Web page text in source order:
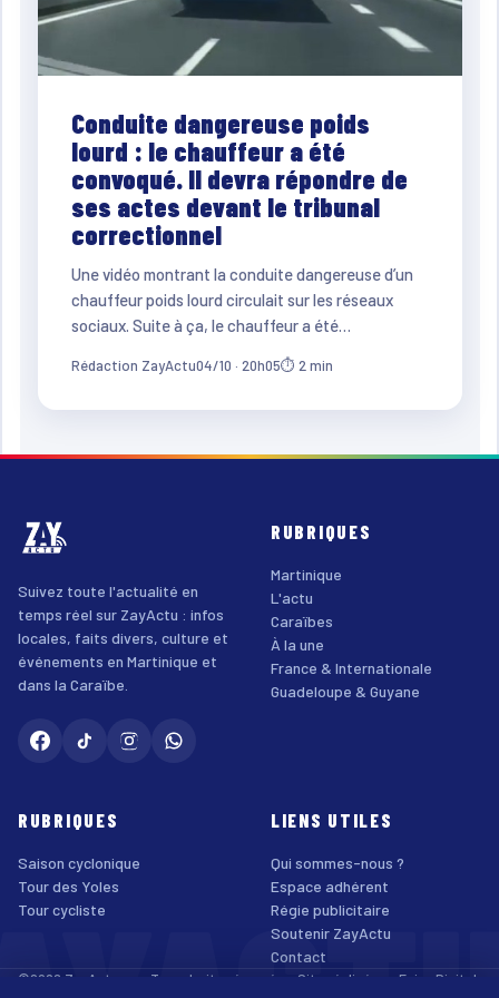
Conduite dangereuse poids
lourd : le chauffeur a été
convoqué. Il devra répondre de
ses actes devant le tribunal
correctionnel
Une vidéo montrant la conduite dangereuse d’un
chauffeur poids lourd circulait sur les réseaux
sociaux. Suite à ça, le chauffeur a été…
Rédaction ZayActu04/10 · 20h05⏱ 2 min
Suivez toute l'actualité en
temps réel sur ZayActu : infos
locales, faits divers, culture et
événements en Martinique et
dans la Caraïbe.
RUBRIQUES
Martinique
L'actu
Caraïbes
À la une
France & Internationale
Guadeloupe & Guyane
RUBRIQUES
Saison cyclonique
Tour des Yoles
Tour cycliste
LIENS UTILES
Qui sommes-nous ?
Espace adhérent
Régie publicitaire
Soutenir ZayActu
Contact
©2026 ZayActu.org. Tous droits réservés. · Site réalisé par Enjoy Digital